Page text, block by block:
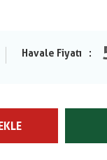
Havale Fiyatı